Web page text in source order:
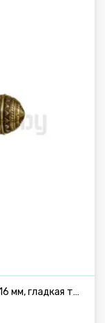
Карниз "Ампир" антик, двухрядный (16/16 мм, гладкая труба)